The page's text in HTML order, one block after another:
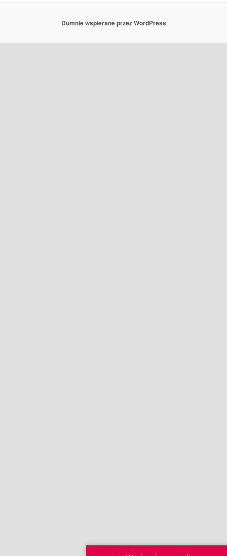
Dumnie wspierane przez WordPress